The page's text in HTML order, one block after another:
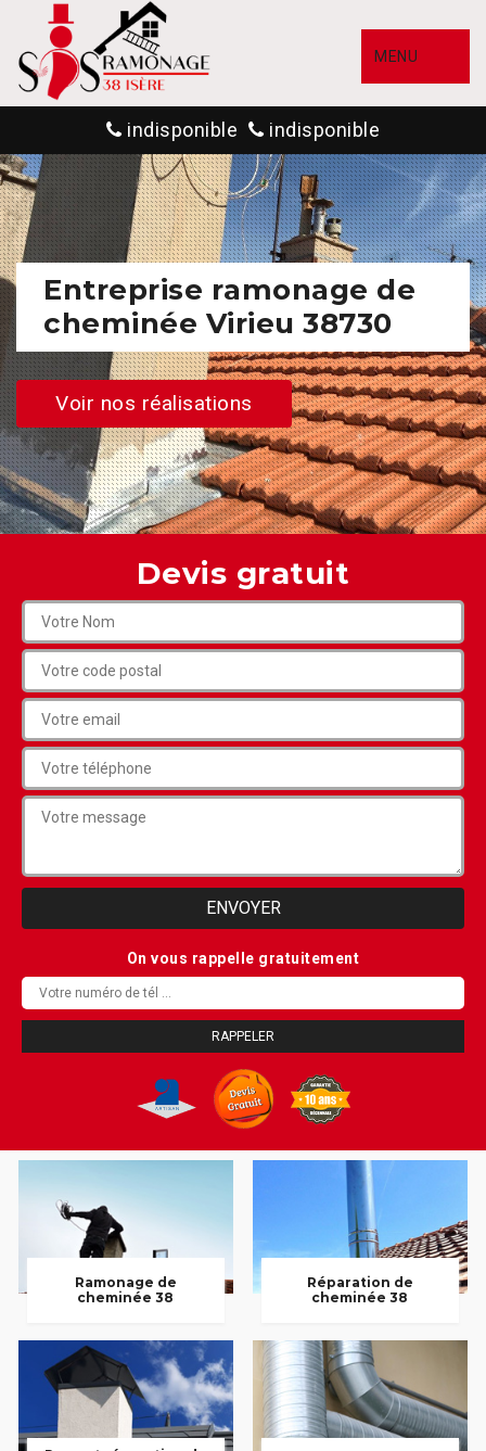
MENU
indisponible indisponible
Entreprise ramonage de
cheminée Virieu 38730
Voir nos réalisations
Devis gratuit
On vous rappelle gratuitement
Ramonage de
cheminée 38
Réparation de
cheminée 38